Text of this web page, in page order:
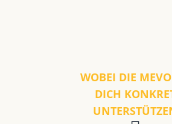
WOBEI DIE
DICH